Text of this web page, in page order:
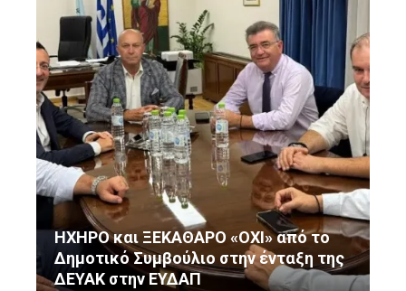
ΗΧΗΡΟ και ΞΕΚΑΘΑΡΟ «ΟΧΙ» από το
Δημοτικό Συμβούλιο στην ένταξη της
ΔΕΥΑΚ στην ΕΥΔΑΠ